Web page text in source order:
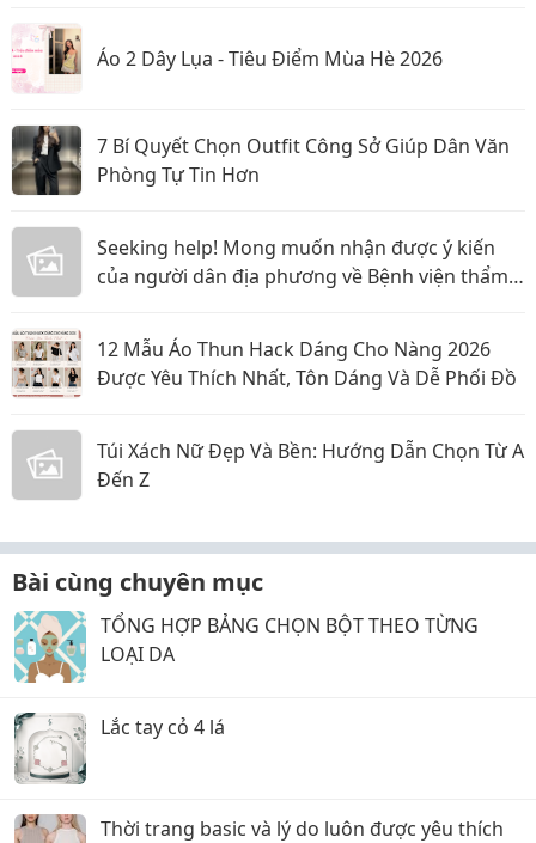
Áo 2 Dây Lụa - Tiêu Điểm Mùa Hè 2026
7 Bí Quyết Chọn Outfit Công Sở Giúp Dân Văn
Phòng Tự Tin Hơn
Seeking help! Mong muốn nhận được ý kiến
của người dân địa phương về Bệnh viện thẩm
12 Mẫu Áo Thun Hack Dáng Cho Nàng 2026
Được Yêu Thích Nhất, Tôn Dáng Và Dễ Phối Đồ
Túi Xách Nữ Đẹp Và Bền: Hướng Dẫn Chọn Từ A
Đến Z
Bài cùng chuyên mục
TỔNG HỢP BẢNG CHỌN BỘT THEO TỪNG
LOẠI DA
Lắc tay cỏ 4 lá
Thời trang basic và lý do luôn được yêu thích